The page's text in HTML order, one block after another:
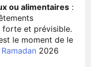
ou alimentaires :
et prévisible.
le moment de le
Ramadan 2026